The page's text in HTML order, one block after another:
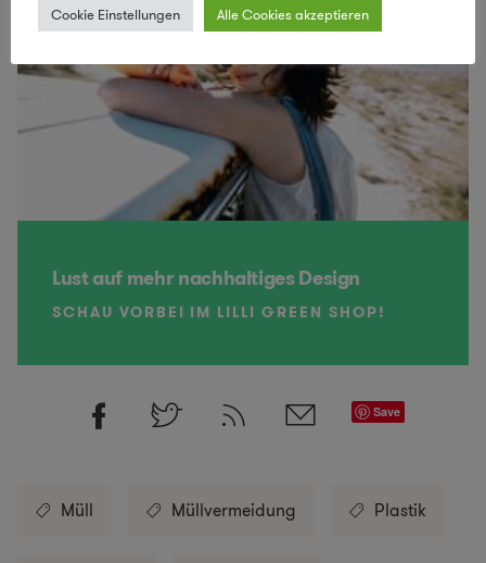
Lust auf mehr nachhaltiges Design
SCHAU VORBEI IM LILLI GREEN SHOP!
Save
Müll Müllvermeidung Plastik
Cookie Einstellungen Alle Cookies akzeptieren